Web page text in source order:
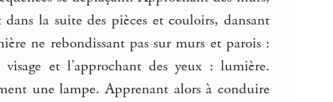
la suite des pièces et couloirs, dansant
ne rebondissant pas sur murs et parois :
et l’approchant des yeux : lumière.
une lampe. Apprenant alors à conduire